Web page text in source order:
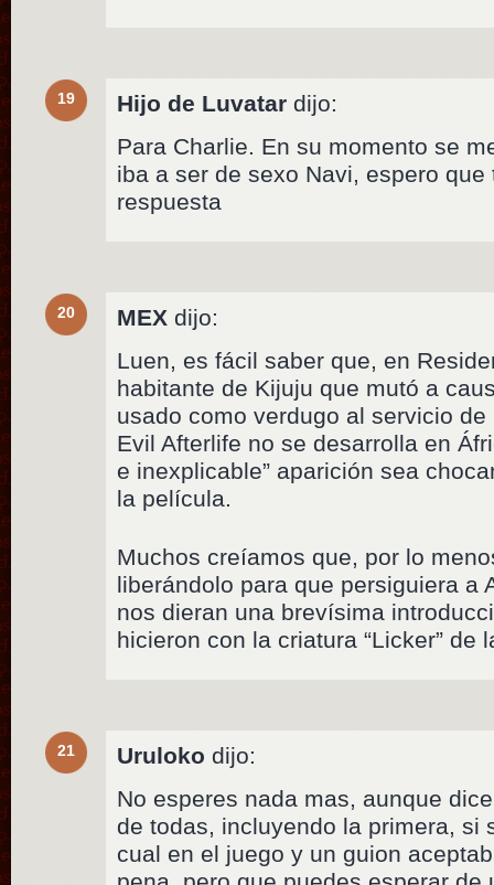
19 Hijo de Luvatar dijo:
Para Charlie. En su momento se
iba a ser de sexo Navi, espero
respuesta
20 MEX dijo:
Luen, es fácil saber que, en
habitante de Kijuju que mutó a
usado como verdugo al servicio
Evil Afterlife no se desarrolla en
e inexplicable” aparición sea
la película.
Muchos creíamos que, por lo
liberándolo para que persiguiera a
nos dieran una brevísima
hicieron con la criatura “Licker” de
21 Uruloko dijo:
No esperes nada mas, aunque
de todas, incluyendo la primera, si
cual en el juego y un guion